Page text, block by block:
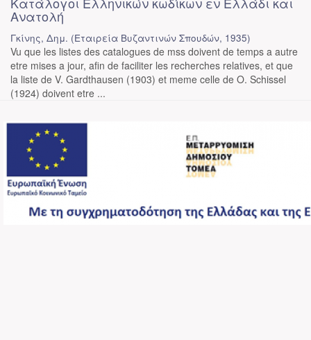
Ανατολή
Γκίνης, Δημ. (Εταιρεία Βυζαντινών Σπουδών, 1935)
Vu que les listes des catalogues de mss doivent de temps a autre
etre mises a jour, afin de faciliter les recherches relatives, et que
la liste de V. Gardthausen (1903) et meme celle de O. Schissel
(1924) doivent etre ...